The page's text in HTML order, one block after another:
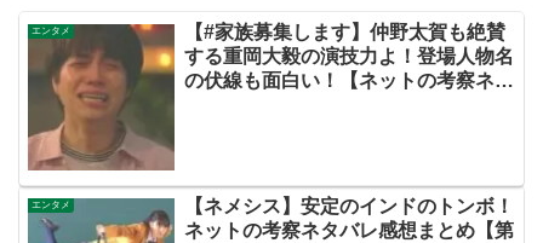
エンタメ
【#家族募集します】仲野太賀も絶賛
する重岡大毅の演技力よ！登場人物名
の伏線も面白い！【ネットの考察ネタ
エンタメ
【ネメシス】安定のインドのトンボ！
ネットの考察ネタバレ感想まとめ【第